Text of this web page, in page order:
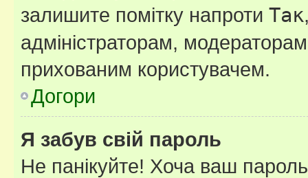
залишите помітку напроти Так
адміністраторам,
прихованим користувачем.
Догори
Я забув свій пароль
Не панікуйте! Хоча ваш